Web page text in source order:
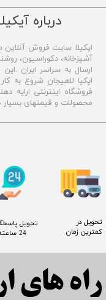
​درباره
ایکیلا سایت فروش
آشپزخانه، دکوراسیون،
ایکیا لاهیجان شروع به
فروشگاه اینترنتی ارایه
محصولات و قیمتهای
راه های
​تحویل در
کمترین زمان
​تحویل
24 ساعته